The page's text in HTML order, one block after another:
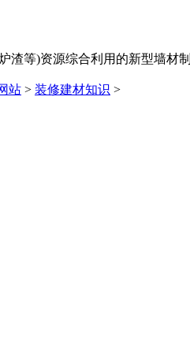
渣等)资源综合利用的新型墙材
站 > 装修建材知识 >